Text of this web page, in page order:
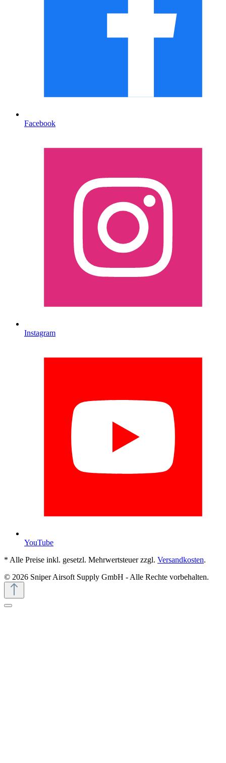
Facebook
Instagram
YouTube
* Alle Preise inkl. gesetzl. Mehrwertsteuer zzgl. Versandkosten.
© 2026 Sniper Airsoft Supply GmbH - Alle Rechte vorbehalten.